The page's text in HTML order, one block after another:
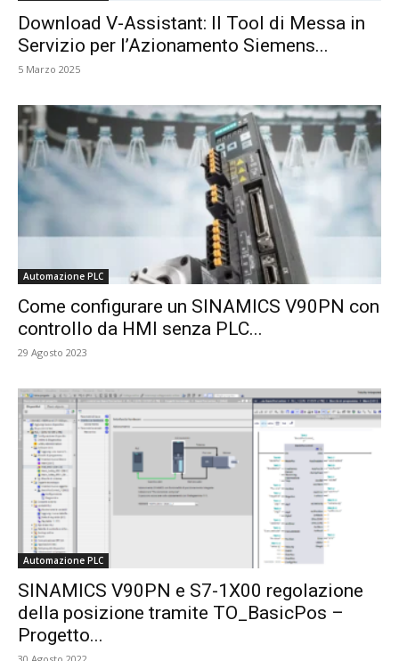
Download V-Assistant: Il Tool di Messa in
Servizio per l’Azionamento Siemens...
5 Marzo 2025
Automazione PLC
Come configurare un SINAMICS V90PN con
controllo da HMI senza PLC...
29 Agosto 2023
Automazione PLC
SINAMICS V90PN e S7-1X00 regolazione
della posizione tramite TO_BasicPos –
Progetto...